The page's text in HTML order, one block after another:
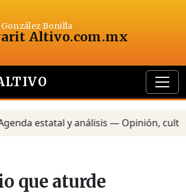
Bonilla
Altivo.com.mx
estatal y análisis — Opinión, cultura
que aturde